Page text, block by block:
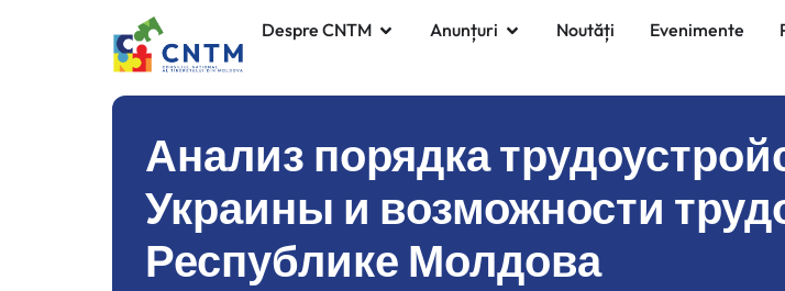
Despre CNTM Anunțuri Noutăți Evenimente
Анализ порядка
Украины и возможности
Республике Молдова